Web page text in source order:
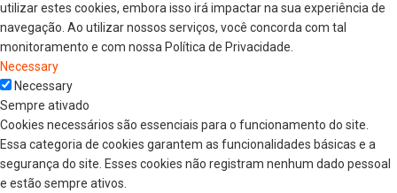
utilizar estes cookies, embora isso irá impactar na sua experiência de
navegação. Ao utilizar nossos serviços, você concorda com tal
monitoramento e com nossa Política de Privacidade.
Necessary
Necessary
Sempre ativado
Cookies necessários são essenciais para o funcionamento do site.
Essa categoria de cookies garantem as funcionalidades básicas e a
segurança do site. Esses cookies não registram nenhum dado pessoal
e estão sempre ativos.